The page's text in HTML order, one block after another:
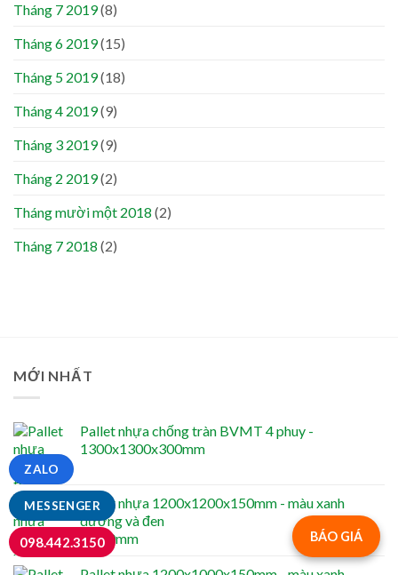
Tháng 7 2019(8)
Tháng 6 2019(15)
Tháng 5 2019(18)
Tháng 4 2019(9)
Tháng 3 2019(9)
Tháng 2 2019(2)
Tháng mười một 2018 (2)
Tháng 7 2018 (2)
MỚI NHẤT
Pallet nhựa chống tràn BVMT 4 phuy -
1300x1300x300mm
Pallet nhựa 1200x1200x150mm - màu xanh
dương và đen
BÁO GIÁ
MESSENGER
ZALO
098.442.3150